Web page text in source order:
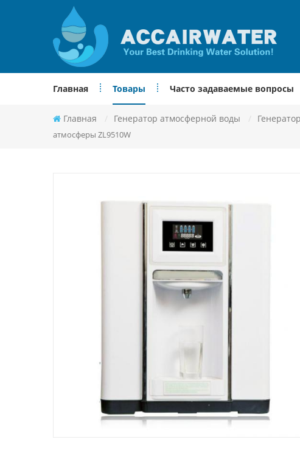
Главная Товары Часто задаваемые вопросы
Главная / Генератор атмосферной воды /
атмосферы ZL9510W